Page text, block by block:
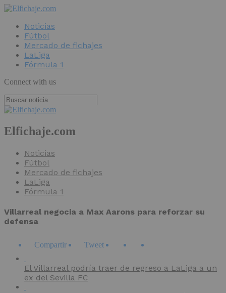
Noticias
Fútbol
Mercado de fichajes
LaLiga
Fórmula 1
Connect with us
Elfichaje.com
Noticias
Fútbol
Mercado de fichajes
LaLiga
Fórmula 1
Villarreal negocia a Max Aarons para reforzar su
defensa
Compartir Tweet
El Villarreal podría traer de regreso a LaLiga a un
ex del Sevilla FC